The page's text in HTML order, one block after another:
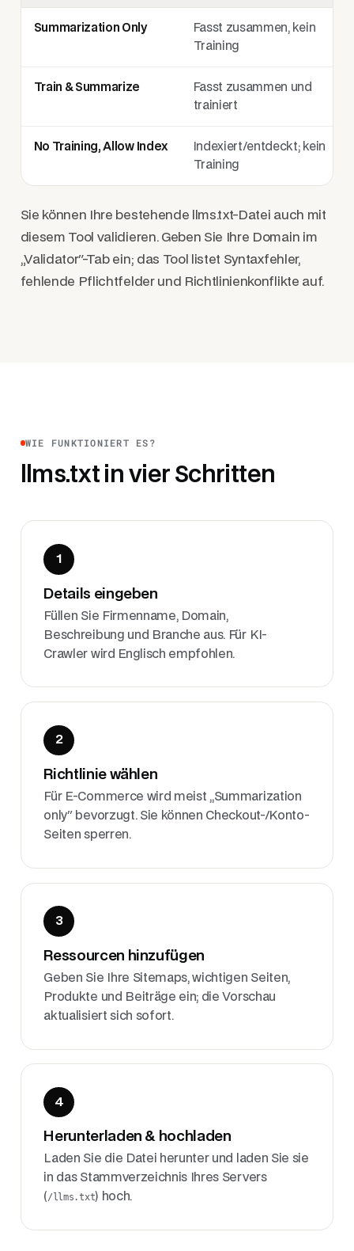
Summarization Only
Fasst zusammen, kein
Training
Train & Summarize
Fasst zusammen und
trainiert
No Training, Allow Index
Indexiert/entdeckt; kein
Training
Sie können Ihre bestehende llms.txt-Datei auch mit
diesem Tool validieren. Geben Sie Ihre Domain im
„Validator"-Tab ein; das Tool listet Syntaxfehler,
fehlende Pflichtfelder und Richtlinienkonflikte auf.
WIE FUNKTIONIERT ES?
llms.txt in vier Schritten
1
Details eingeben
Füllen Sie Firmenname, Domain,
Beschreibung und Branche aus. Für KI-
Crawler wird Englisch empfohlen.
2
Richtlinie wählen
Für E-Commerce wird meist „Summarization
only" bevorzugt. Sie können Checkout-/Konto-
Seiten sperren.
3
Ressourcen hinzufügen
Geben Sie Ihre Sitemaps, wichtigen Seiten,
Produkte und Beiträge ein; die Vorschau
aktualisiert sich sofort.
4
Herunterladen & hochladen
Laden Sie die Datei herunter und laden Sie sie
in das Stammverzeichnis Ihres Servers
(/llms.txt) hoch.